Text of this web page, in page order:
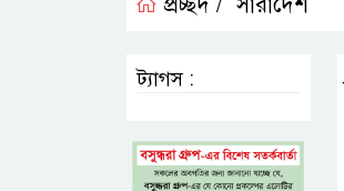
ট্যাগস :